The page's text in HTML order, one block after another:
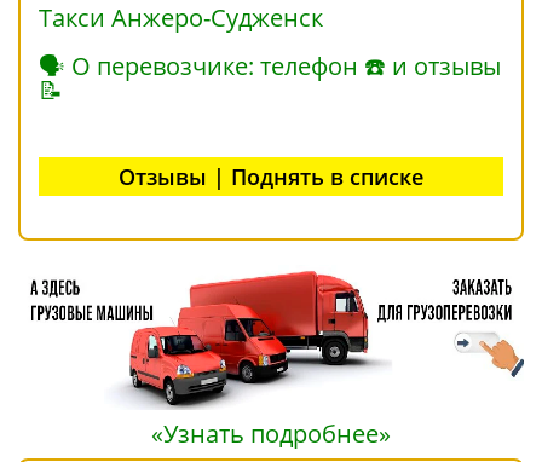
Такси Анжеро-Судженск
🗣 О перевозчике: телефон ☎ и отзывы
📝
Отзывы | Поднять в списке
«Узнать подробнее»